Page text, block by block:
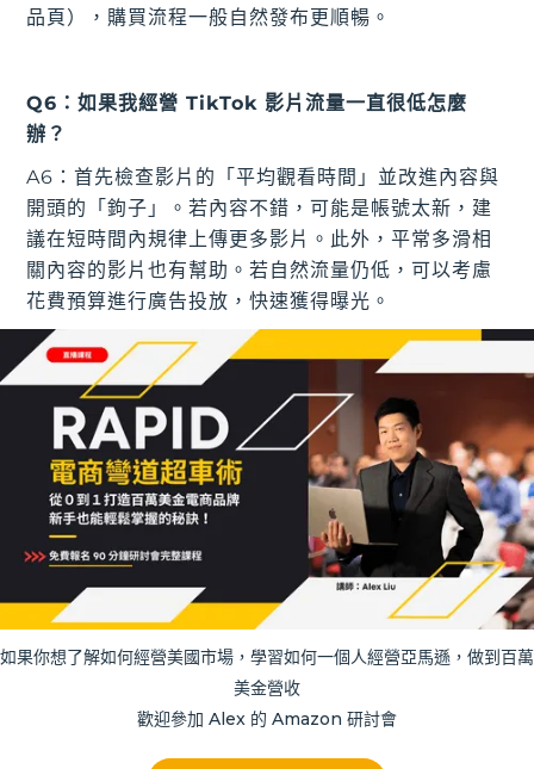
品頁），購買流程一般自然發布更順暢。
Q6：如果我經營 TikTok 影片流量一直很低怎麼
辦？
A6：首先檢查影片的「平均觀看時間」並改進內容與
開頭的「鉤子」。若內容不錯，可能是帳號太新，建
議在短時間內規律上傳更多影片。此外，平常多滑相
關內容的影片也有幫助。若自然流量仍低，可以考慮
花費預算進行廣告投放，快速獲得曝光。
如果你想了解如何經營美國市場，學習如何一個人經營亞馬遜，做到百萬
美金營收
歡迎參加 Alex 的 Amazon 研討會